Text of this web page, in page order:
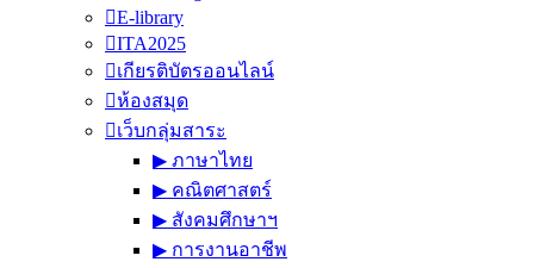
E-library
ITA2025
เกียรติบัตรออนไลน์
ห้องสมุด
เว็บกลุ่มสาระ
▶︎ ภาษาไทย
▶︎ คณิตศาสตร์
▶︎ สังคมศึกษาฯ
▶︎ การงานอาชีพ